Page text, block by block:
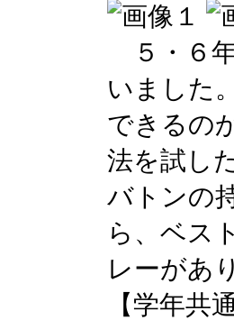
５・６
いました
できるの
法を試し
バトンの
ら、ベス
レーがあ
【学年共